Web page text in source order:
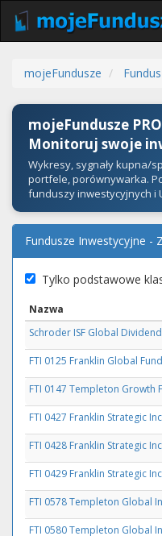
mojeFundusze
mojeFundusze
Monitoruj swoje
Wykresy, sygnały kupna/
portfele, porównywarka.
funduszy inwestycyjnych i
Fundusze Inwestycyjne -
Tylko podstawowe
Nazwa
Schroder ISF Global
FTI 0125 Franklin Global
FTI 0147 Templeton Growth
FTI 0427 Franklin Strategic
FTI 0428 Franklin Strategic
FTI 0429 Franklin Strategic
FTI 0578 Templeton Global
FTI 0580 Templeton Global